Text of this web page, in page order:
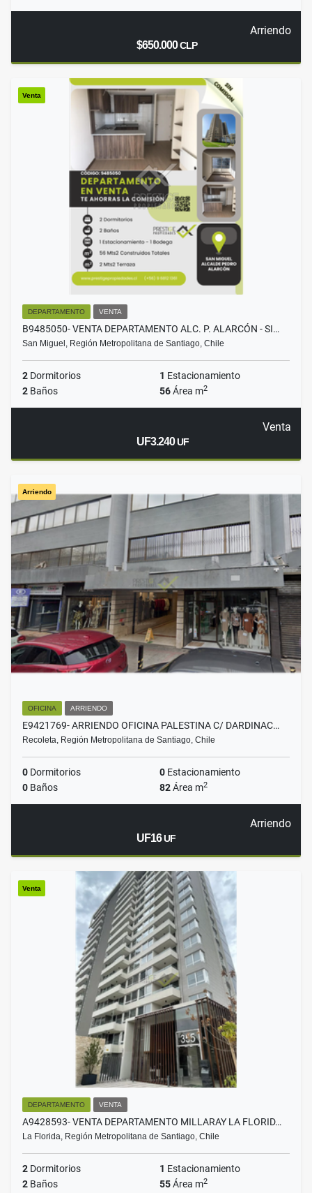
Arriendo
$650.000CLP
Venta
DEPARTAMENTO VENTA
B9485050- VENTA DEPARTAMENTO ALC. P. ALARCÓN - SI…
San Miguel, Región Metropolitana de Santiago, Chile
2 Dormitorios 1 Estacionamiento
2 Baños 56Área m2
Venta
UF3.240UF
Arriendo
OFICINA ARRIENDO
E9421769- ARRIENDO OFICINA PALESTINA C/ DARDINAC…
Recoleta, Región Metropolitana de Santiago, Chile
0 Dormitorios 0 Estacionamiento
0 Baños 82Área m2
Arriendo
UF16UF
Venta
DEPARTAMENTO VENTA
A9428593- VENTA DEPARTAMENTO MILLARAY LA FLORID…
La Florida, Región Metropolitana de Santiago, Chile
2 Dormitorios 1 Estacionamiento
2 Baños 55Área m2